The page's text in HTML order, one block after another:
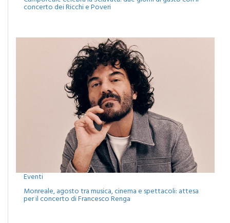
Monreale, agosto tra musica, cinema e spettacoli: attesa
per il concerto di Francesco Renga